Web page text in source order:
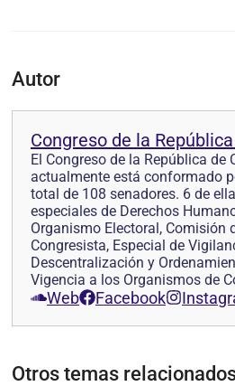
Autor
Congreso de la
El Congreso de la República de
actualmente está conformado
total de 108 senadores. 6 de
especiales de Derechos
Organismo Electoral, Comisión
Congresista, Especial de
Descentralización y
Vigencia a los Organismos de
Web Facebook
Otros temas